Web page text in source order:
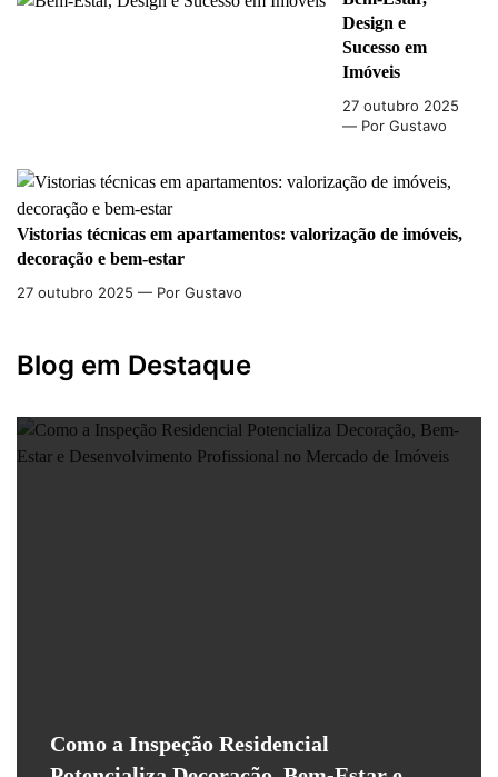
Design e
Sucesso em
Imóveis
27 outubro 2025
— Por Gustavo
Vistorias técnicas em apartamentos: valorização de imóveis,
decoração e bem-estar
27 outubro 2025 — Por Gustavo
Blog em Destaque
Como a Inspeção Residencial